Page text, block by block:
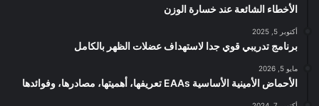
الأخطاء الشائعة عند خسارة الوزن
أكتوبر 5, 2025
برنامج تدريبي قوي جدا لاستهداف عضلات الظهر بالكامل
مايو 5, 2026
الأحماض الأمينية الأساسية EAAs تعريفها، أهميتها، مصادرها، وفوائدها